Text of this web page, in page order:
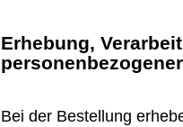
Erhebung,
Bei der Bestellung